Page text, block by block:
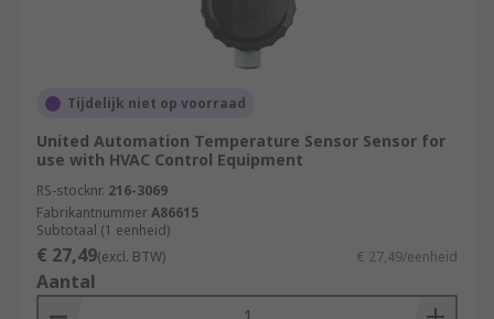
Tijdelijk niet op voorraad
United Automation Temperature Sensor Sensor for
use with HVAC Control Equipment
RS-stocknr. 216-3069
FabrikantnummerA86615
Subtotaal (1 eenheid)
€ 27,49(excl. BTW) € 27,49/eenheid
Aantal